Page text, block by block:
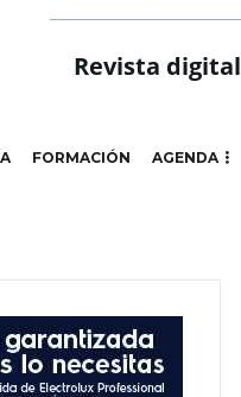
Revista
FORMACIÓN AGENDA